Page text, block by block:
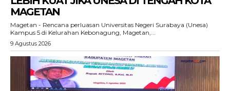
MAGETAN
Magetan - Rencana perluasan Universitas Negeri Surabaya (Unesa)
Kampus 5 di Kelurahan Kebonagung, Magetan,...
9 Agustus 2026